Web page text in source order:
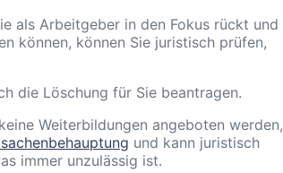
als Arbeitgeber in den Fokus rückt und
können, können Sie juristisch prüfen,
die Löschung für Sie beantragen.
Weiterbildungen angeboten werden,
und kann juristisch
immer unzulässig ist.